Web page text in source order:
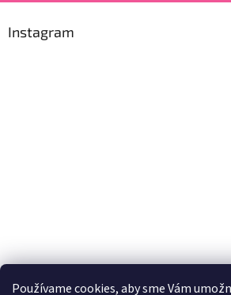
Používame cookies, aby sme Vám
Instagram